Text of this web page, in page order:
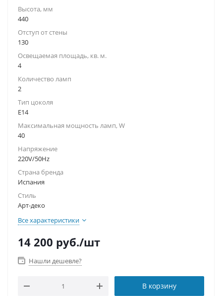
Высота, мм
440
Отступ от стены
130
Освещаемая площадь, кв. м.
4
Количество ламп
2
Тип цоколя
E14
Максимальная мощность ламп, W
40
Напряжение
220V/50Hz
Страна бренда
Испания
Стиль
Арт-деко
Все характеристики
14 200 руб./шт
Нашли дешевле?
В корзину